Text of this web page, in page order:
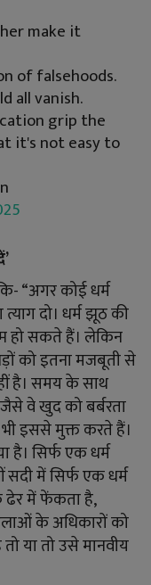
make it
of falsehoods.
all vanish.
grip the
it's not easy to
“अगर कोई धर्म
दो। धर्म झूठ की
हो सकते हैं। लेकिन
को इतना मजबूती से
है। समय के साथ
वे खुद को बर्बरता
इससे मुक्त करते हैं।
सिर्फ एक धर्म
सदी में सिर्फ एक धर्म
ढेर में फेंकता है,
के अधिकारों को
या तो उसे मानवीय